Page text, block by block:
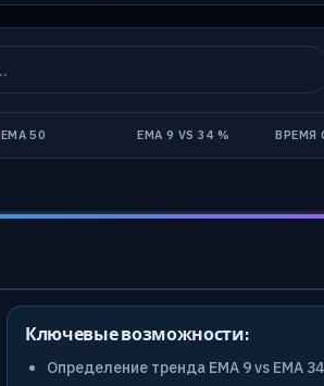
EMA 50 EMA 9 VS 34 % ВРЕМЯ
Ключевые возможности:
Определение тренда EMA 9 vs EMA 34